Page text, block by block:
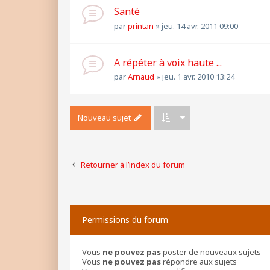
Santé
parprintan »jeu. 14 avr. 2011 09:00
A répéter à voix haute ...
parArnaud »jeu. 1 avr. 2010 13:24
Nouveau sujet
Retourner à l’index du forum
Permissions du forum
Vous ne pouvez pasposter de nouveaux sujets
Vous ne pouvez pasrépondre aux sujets